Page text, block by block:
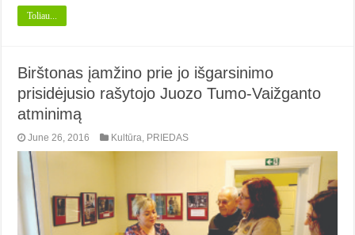
Toliau...
Birštonas įamžino prie jo išgarsinimo
prisidėjusio rašytojo Juozo Tumo-Vaižganto
atminimą
June 26, 2016 Kultūra, PRIEDAS